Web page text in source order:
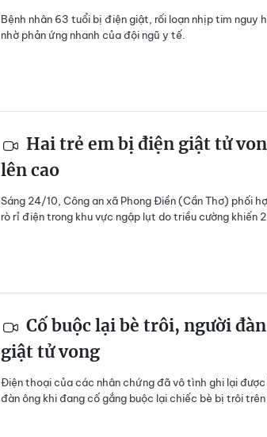
Bệnh nhân 63 tuổi bị điện giật, rối loạn nhịp tim nguy
nhờ phản ứng nhanh của đội ngũ y tế.
Hai trẻ em bị điện giật tử
lên cao
Sáng 24/10, Công an xã Phong Điền (Cần Thơ) phối
rò rỉ điện trong khu vực ngập lụt do triều cường khiến
Cố buộc lại bè trôi, người
giật tử vong
Điện thoại của các nhân chứng đã vô tình ghi lại
đàn ông khi đang cố gắng buộc lại chiếc bè bị trôi trên